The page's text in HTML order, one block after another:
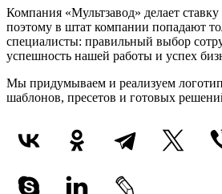
Компания «Мультзавод» делает
поэтому в штат компании попадают
специалисты: правильный выбор
успешность нашей работы и успех
Мы придумываем и реализуем
шаблонов, пресетов и готовых